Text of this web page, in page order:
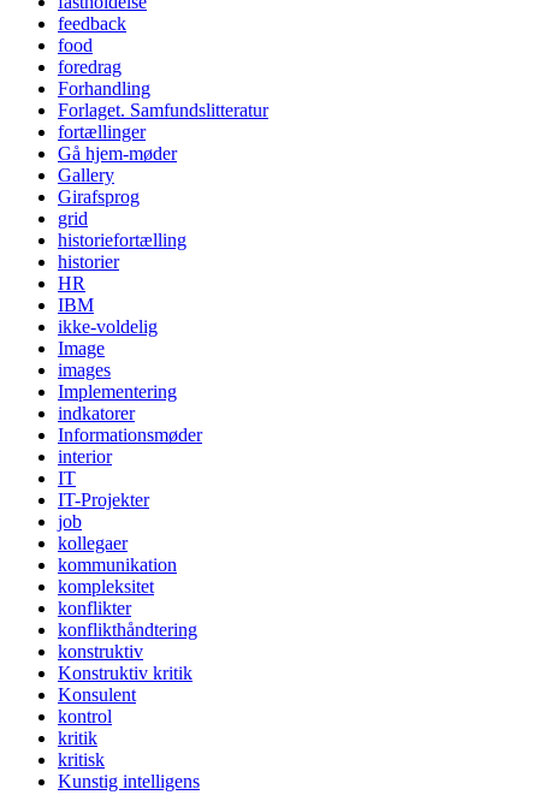
feedback
food
foredrag
Forhandling
Forlaget. Samfundslitteratur
fortællinger
Gå hjem-møder
Gallery
Girafsprog
grid
historiefortælling
historier
HR
IBM
ikke-voldelig
Image
images
Implementering
indkatorer
Informationsmøder
interior
IT
IT-Projekter
job
kollegaer
kommunikation
kompleksitet
konflikter
konflikthåndtering
konstruktiv
Konstruktiv kritik
Konsulent
kontrol
kritik
kritisk
Kunstig intelligens